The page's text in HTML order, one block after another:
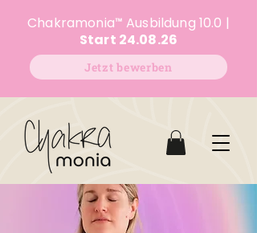
Chakramonia™ Ausbildung 10.0 |
Start 24.08.26
Jetzt bewerben